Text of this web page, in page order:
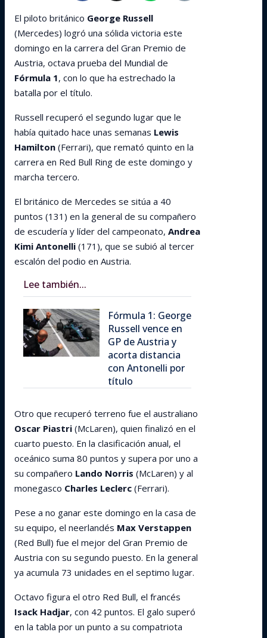
El piloto británico George Russell
(Mercedes) logró una sólida victoria este
domingo en la carrera del Gran Premio de
Austria, octava prueba del Mundial de
Fórmula 1, con lo que ha estrechado la
batalla por el título.
Russell recuperó el segundo lugar que le
había quitado hace unas semanas Lewis
Hamilton (Ferrari), que remató quinto en la
carrera en Red Bull Ring de este domingo y
marcha tercero.
El británico de Mercedes se sitúa a 40
puntos (131) en la general de su compañero
de escudería y líder del campeonato, Andrea
Kimi Antonelli (171), que se subió al tercer
escalón del podio en Austria.
Lee también...
Fórmula 1: George
Russell vence en
GP de Austria y
acorta distancia
con Antonelli por
título
Otro que recuperó terreno fue el australiano
Oscar Piastri (McLaren), quien finalizó en el
cuarto puesto. En la clasificación anual, el
oceánico suma 80 puntos y supera por uno a
su compañero Lando Norris (McLaren) y al
monegasco Charles Leclerc (Ferrari).
Pese a no ganar este domingo en la casa de
su equipo, el neerlandés Max Verstappen
(Red Bull) fue el mejor del Gran Premio de
Austria con su segundo puesto. En la general
ya acumula 73 unidades en el septimo lugar.
Octavo figura el otro Red Bull, el francés
Isack Hadjar, con 42 puntos. El galo superó
en la tabla por un punto a su compatriota